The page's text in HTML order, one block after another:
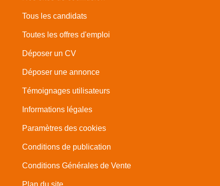
Tous les candidats
Toutes les offres d'emploi
Déposer un CV
Déposer une annonce
Témoignages utilisateurs
Informations légales
Paramètres des cookies
Conditions de publication
Conditions Générales de Vente